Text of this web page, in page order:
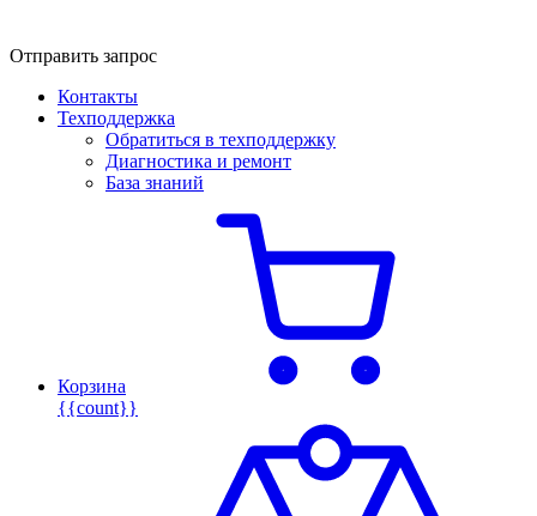
Отправить запрос
Контакты
Техподдержка
Обратиться в техподдержку
Диагностика и ремонт
База знаний
Корзина
{{count}}